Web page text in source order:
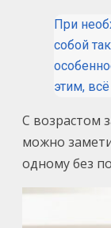
При
собой
этим,
С возрастом
можно
одному без